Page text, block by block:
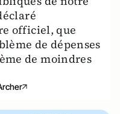
officiel, que
de dépenses
de moindres